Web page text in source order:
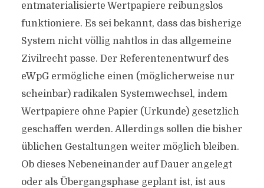
entmaterialisierte Wertpapiere reibungslos
funktioniere. Es sei bekannt, dass das bisherige
System nicht völlig nahtlos in das allgemeine
Zivilrecht passe. Der Referentenentwurf des
eWpG ermögliche einen (möglicherweise nur
scheinbar) radikalen Systemwechsel, indem
Wertpapiere ohne Papier (Urkunde) gesetzlich
geschaffen werden. Allerdings sollen die bisher
üblichen Gestaltungen weiter möglich bleiben.
Ob dieses Nebeneinander auf Dauer angelegt
oder als Übergangsphase geplant ist, ist aus